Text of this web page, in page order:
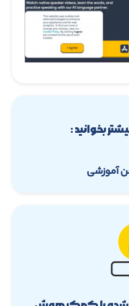
بخوانید :
آموزشی